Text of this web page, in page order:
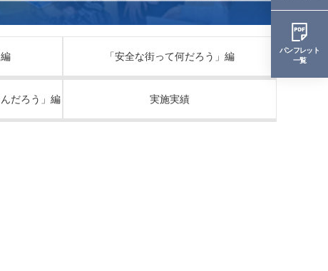
「安全な街って何だろう」編
だろう」編 実施実績
パンフレット
一覧